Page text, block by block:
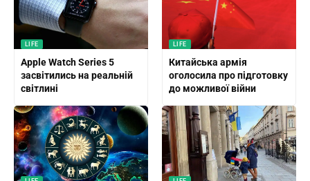
LIFE
Apple Watch Series 5
засвітились на реальній
світлині
LIFE
Китайська армія
оголосила про підготовку
до можливої війни